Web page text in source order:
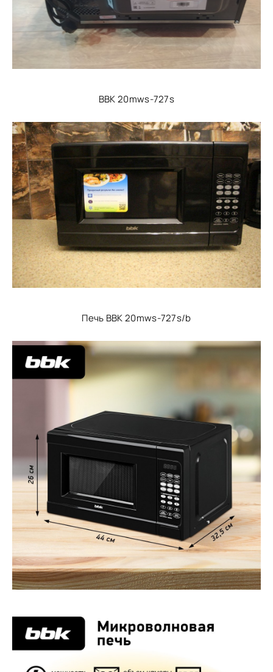
BBK 20mws-727s
Печь BBK 20mws-727s/b